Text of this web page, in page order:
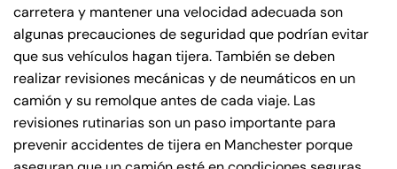
carretera y mantener una velocidad adecuada son
algunas precauciones de seguridad que podrían evitar
que sus vehículos hagan tijera. También se deben
realizar revisiones mecánicas y de neumáticos en un
camión y su remolque antes de cada viaje. Las
revisiones rutinarias son un paso importante para
prevenir accidentes de tijera en Manchester porque